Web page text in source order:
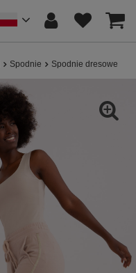
Spodnie Spodnie dresowe